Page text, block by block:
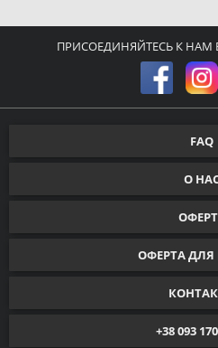
ПРИСОЕДИНЯЙТЕСЬ К НАМ
FAQ
О
ОФЕРТА ДЛЯ
+38 093